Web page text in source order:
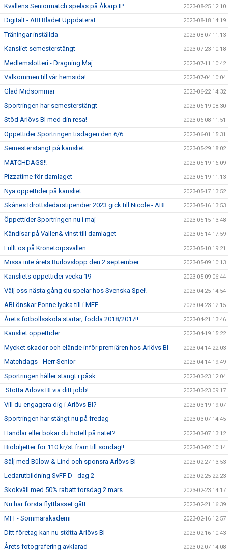
Kvällens Seniormatch spelas på Åkarp IP 2023-08-25 12:10
Digitalt - ABI Bladet Uppdaterat 2023-08-18 14:19
Träningar inställda 2023-08-07 11:13
Kansliet semesterstängt 2023-07-23 10:18
Medlemslotteri - Dragning Maj 2023-07-11 10:42
Välkommen till vår hemsida! 2023-07-04 10:04
Glad Midsommar 2023-06-22 14:32
Sportringen har semesterstängt 2023-06-19 08:30
Stöd Arlövs BI med din resa! 2023-06-08 11:51
Öppettider Sportringen tisdagen den 6/6 2023-06-01 15:31
Semesterstängt på kansliet 2023-05-29 18:02
MATCHDAGS!! 2023-05-19 16:09
Pizzatime för damlaget 2023-05-19 11:13
Nya öppettider på kansliet 2023-05-17 13:52
Skånes Idrottsledarstipendier 2023 gick till Nicole - ABI 2023-05-16 13:53
Öppettider Sportringen nu i maj 2023-05-15 13:48
Kändisar på Vallen& vinst till damlaget 2023-05-14 17:59
Fullt ös på Kronetorpsvallen 2023-05-10 19:21
Missa inte årets Burlövslopp den 2 september 2023-05-09 10:13
Kansliets öppettider vecka 19 2023-05-09 06:44
Välj oss nästa gång du spelar hos Svenska Spel! 2023-04-25 14:54
ABI önskar Ponne lycka till i MFF 2023-04-23 12:15
Årets fotbollsskola startar; födda 2018/2017!! 2023-04-21 13:46
Kansliet öppettider 2023-04-19 15:22
Mycket skador och elände inför premiären hos Arlövs BI 2023-04-14 22:03
Matchdags - Herr Senior 2023-04-14 19:49
Sportringen håller stängt i påsk 2023-03-23 12:04
Stötta Arlövs BI via ditt jobb! 2023-03-23 09:17
Vill du engagera dig i Arlövs BI? 2023-03-19 19:07
Sportringen har stängt nu på fredag 2023-03-07 14:45
Handlar eller bokar du hotell på nätet? 2023-03-07 13:12
Biobiljetter för 110 kr/st fram till söndag!! 2023-03-02 10:14
Sälj med Bülow & Lind och sponsra Arlövs BI 2023-02-27 13:53
Ledarutbildning SvFF D - dag 2 2023-02-25 22:23
Skokväll med 50% rabatt torsdag 2 mars 2023-02-23 14:17
Nu har första flyttlasset gått..... 2023-02-21 16:39
MFF- Sommarakademi 2023-02-16 12:57
Ditt företag kan nu stötta Arlövs BI 2023-02-16 10:43
Årets fotografering avklarad 2023-02-07 14:08